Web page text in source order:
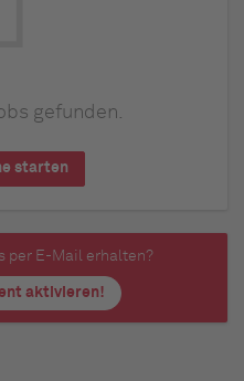
gefunden.
starten
per E-Mail erhalten?
aktivieren!